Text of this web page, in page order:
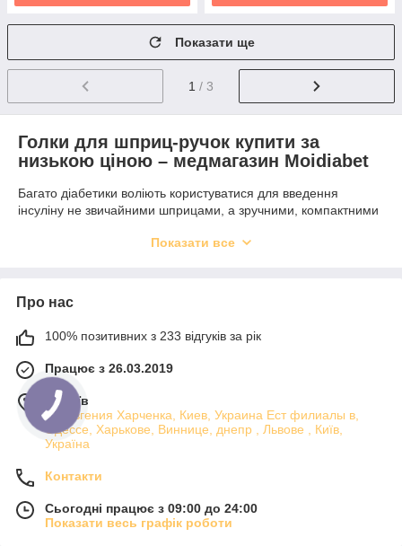
Показати ще
1 / 3
Голки для шприц-ручок купити за
низькою ціною – медмагазин Moidiabet
Багато діабетики воліють користуватися для введення
інсуліну не звичайними шприцами, а зручними, компактними
зроблять необхідну ін'єкцію по-максимуму зручною, швидкою
їх можна класифікувати згідно із застосуванням: короткі,
всього 4-5 мм, підійдуть для дітей і дорослих стрункого
складання, у яких майже немає підшкірного шару; 6-8 мм –
для людей, що можуть вводити препарат в шкірну складку
(голку тримати вертикально). Понад 8 мм призначені для
хворих із зайвою вагою (голка вводиться похило).
Переваги шприц-ручок
Голки для шприц ручки легко вставляти у прилад та
Показати все
Про нас
100% позитивних з 233 відгуків за рік
Працює з 26.03.2019
м. Київ
ул. Евгения Харченка, Киев, Украина Ест филиалы в,
Одессе, Харькове, Виннице, днепр , Львове , Київ,
Україна
Контакти
Сьогодні працює з 09:00 до 24:00
Показати весь графік роботи